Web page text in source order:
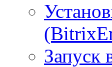
Запуск